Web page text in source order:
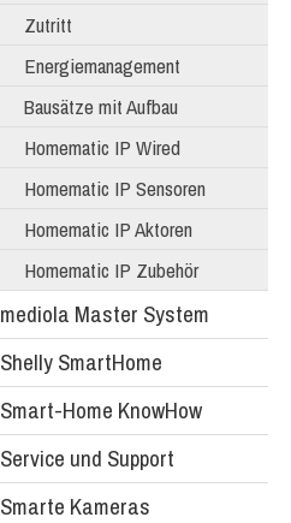
Zutritt
Energiemanagement
Bausätze mit Aufbau
Homematic IP Wired
Homematic IP Sensoren
Homematic IP Aktoren
Homematic IP Zubehör
mediola Master System
Shelly SmartHome
Smart-Home KnowHow
Service und Support
Smarte Kameras